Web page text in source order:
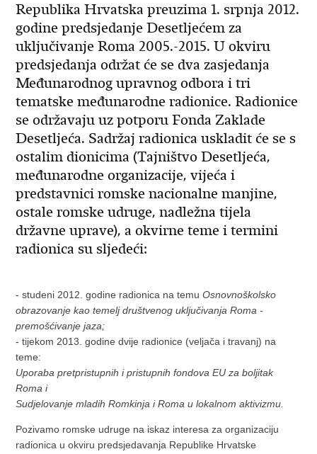
Republika Hrvatska preuzima 1. srpnja 2012.
godine predsjedanje Desetljećem za
uključivanje Roma 2005.-2015. U okviru
predsjedanja održat će se dva zasjedanja
Međunarodnog upravnog odbora i tri
tematske međunarodne radionice. Radionice
se održavaju uz potporu Fonda Zaklade
Desetljeća. Sadržaj radionica uskladit će se s
ostalim dionicima (Tajništvo Desetljeća,
međunarodne organizacije, vijeća i
predstavnici romske nacionalne manjine,
ostale romske udruge, nadležna tijela
državne uprave), a okvirne teme i termini
radionica su sljedeći:
- studeni 2012. godine radionica na temu Osnovnoškolsko
obrazovanje kao temelj društvenog uključivanja Roma -
premošćivanje jaza;
- tijekom 2013. godine dvije radionice (veljača i travanj) na
teme:
Uporaba pretpristupnih i pristupnih fondova EU za boljitak
Roma i
Sudjelovanje mladih Romkinja i Roma u lokalnom aktivizmu.
Pozivamo romske udruge na iskaz interesa za organizaciju
radionica u okviru predsjedavanja Republike Hrvatske